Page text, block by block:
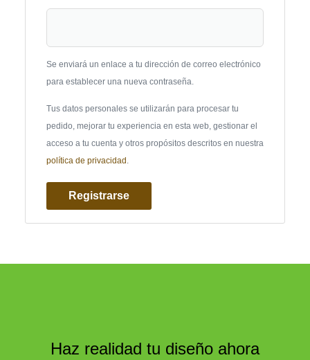
Se enviará un enlace a tu dirección de correo electrónico
para establecer una nueva contraseña.
Tus datos personales se utilizarán para procesar tu
pedido, mejorar tu experiencia en esta web, gestionar el
acceso a tu cuenta y otros propósitos descritos en nuestra
política de privacidad .
Registrarse
Haz realidad tu diseño ahora